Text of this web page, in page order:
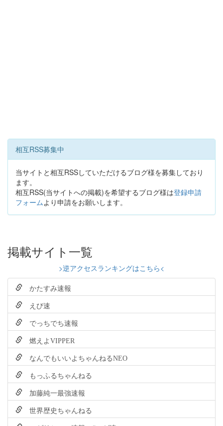
相互RSS募集中
当サイトと相互RSSしていただけるブログ様を募集しており
ます。
相互RSS(当サイトへの掲載)を希望するブログ様は登録申請
フォームより申請をお願いします。
掲載サイト一覧
>逆アクセスランキングはこちら<
かたすみ速報
えび速
でっちでち速報
燃えよVIPPER
なんでもいいよちゃんねるNEO
もっふるちゃんねる
加藤純一最強速報
世界歴史ちゃんねる